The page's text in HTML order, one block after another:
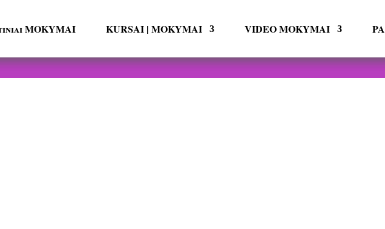
MOKYMAI KURSAI | MOKYMAI VIDEO MOKYMAI